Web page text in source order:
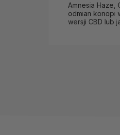
Amnesia Haze,
odmian konopi
wersji CBD lub